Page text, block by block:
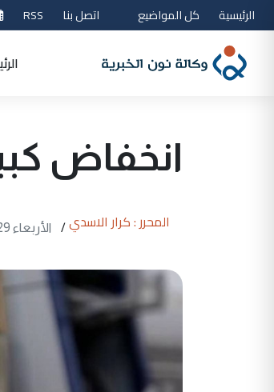
الرئيسية كل المواضيع اتصل بنا RSS
انخفاض
المحرر : كرار الاسدي / الأربعاء 29 نيسان 2026